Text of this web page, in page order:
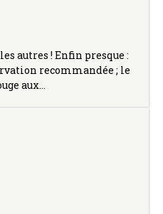
autres ! Enfin presque :
recommandée ; le
aux…